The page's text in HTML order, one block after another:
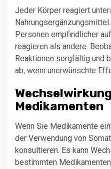
Jeder Körper reagiert
Personen empfindlicher
reagieren als andere.
Reaktionen sorgfältig und
ab, wenn unerwünschte
Medikamenten
Wenn Sie Medikamente
der Verwendung von
konsultieren. Es kann
bestimmten